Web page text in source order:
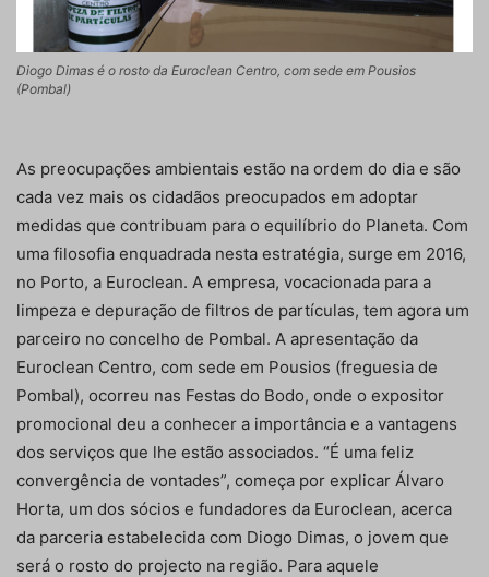
Diogo Dimas é o rosto da Euroclean Centro, com sede em Pousios
(Pombal)
As preocupações ambientais estão na ordem do dia e são
cada vez mais os cidadãos preocupados em adoptar
medidas que contribuam para o equilíbrio do Planeta. Com
uma filosofia enquadrada nesta estratégia, surge em 2016,
no Porto, a Euroclean. A empresa, vocacionada para a
limpeza e depuração de filtros de partículas, tem agora um
parceiro no concelho de Pombal. A apresentação da
Euroclean Centro, com sede em Pousios (freguesia de
Pombal), ocorreu nas Festas do Bodo, onde o expositor
promocional deu a conhecer a importância e a vantagens
dos serviços que lhe estão associados. “É uma feliz
convergência de vontades”, começa por explicar Álvaro
Horta, um dos sócios e fundadores da Euroclean, acerca
da parceria estabelecida com Diogo Dimas, o jovem que
será o rosto do projecto na região. Para aquele